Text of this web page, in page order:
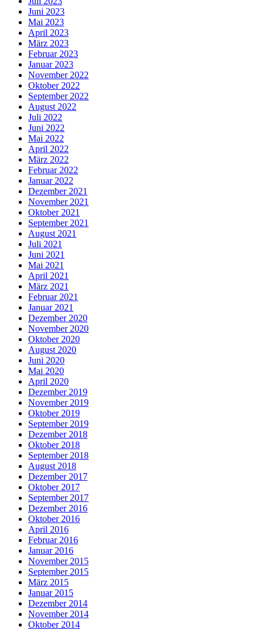
Juni 2023
Mai 2023
April 2023
März 2023
Februar 2023
Januar 2023
November 2022
Oktober 2022
September 2022
August 2022
Juli 2022
Juni 2022
Mai 2022
April 2022
März 2022
Februar 2022
Januar 2022
Dezember 2021
November 2021
Oktober 2021
September 2021
August 2021
Juli 2021
Juni 2021
Mai 2021
April 2021
März 2021
Februar 2021
Januar 2021
Dezember 2020
November 2020
Oktober 2020
August 2020
Juni 2020
Mai 2020
April 2020
Dezember 2019
November 2019
Oktober 2019
September 2019
Dezember 2018
Oktober 2018
September 2018
August 2018
Dezember 2017
Oktober 2017
September 2017
Dezember 2016
Oktober 2016
April 2016
Februar 2016
Januar 2016
November 2015
September 2015
März 2015
Januar 2015
Dezember 2014
November 2014
Oktober 2014